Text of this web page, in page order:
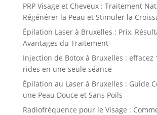
PRP Visage et Cheveux : Traitement
Régénérer la Peau et Stimuler la
Épilation Laser à Bruxelles : Prix,
Avantages du Traitement
Injection de Botox à Bruxelles : effacez
rides en une seule séance
Épilation au Laser à Bruxelles : Guide
une Peau Douce et Sans Poils
Radiofréquence pour le Visage :